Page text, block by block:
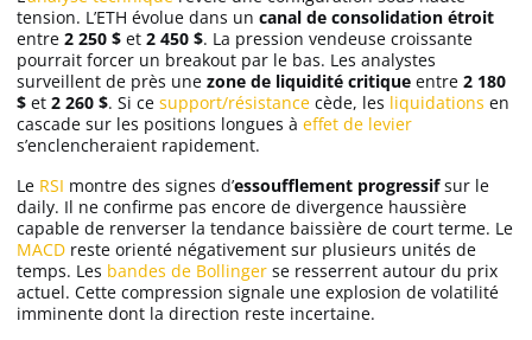
tension. L’ETH évolue dans un canal de consolidation étroit
entre 2 250 $ et 2 450 $. La pression vendeuse croissante
pourrait forcer un breakout par le bas. Les analystes
surveillent de près une zone de liquidité critique entre 2 180
$ et 2 260 $. Si ce support/résistance cède, les liquidations en
cascade sur les positions longues à effet de levier
s’enclencheraient rapidement.
Le RSI montre des signes d’essoufflement progressifsur le
daily. Il ne confirme pas encore de divergence haussière
capable de renverser la tendance baissière de court terme. Le
MACD reste orienté négativement sur plusieurs unités de
temps. Les bandes de Bollinger se resserrent autour du prix
actuel. Cette compression signale une explosion de volatilité
imminente dont la direction reste incertaine.